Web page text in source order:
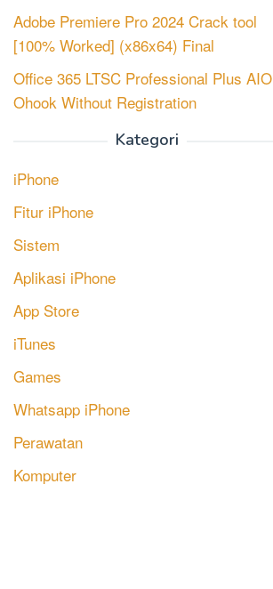
Adobe Premiere Pro 2024 Crack tool
[100% Worked] (x86x64) Final
Office 365 LTSC Professional Plus AIO
Ohook Without Registration
Kategori
iPhone
Fitur iPhone
Sistem
Aplikasi iPhone
App Store
iTunes
Games
Whatsapp iPhone
Perawatan
Komputer